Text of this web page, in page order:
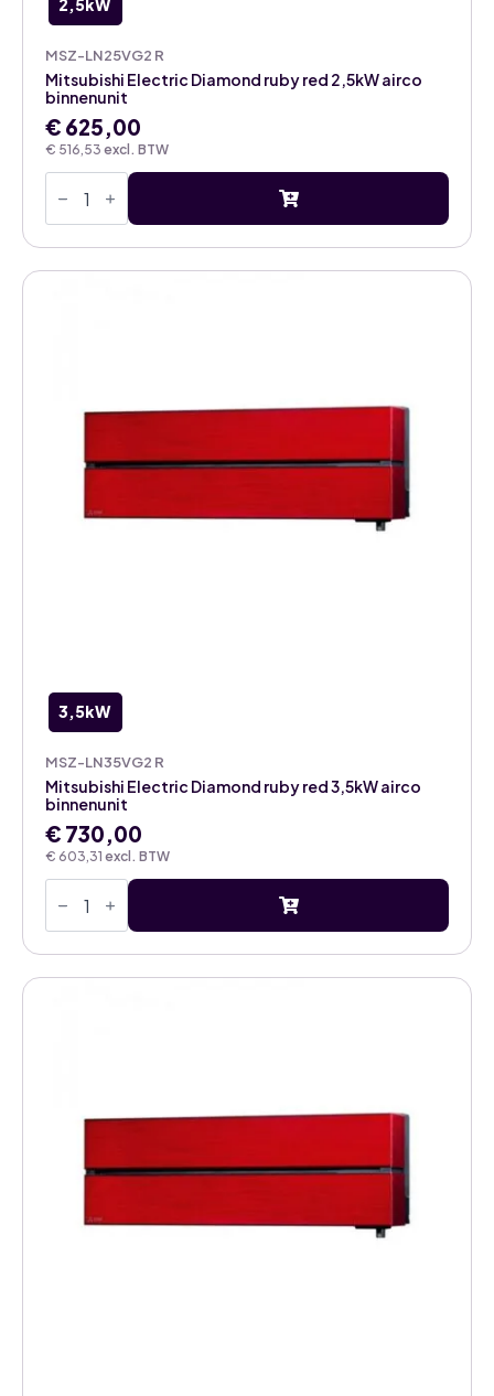
2,5kW
MSZ-LN25VG2 R
€ 516,53 excl. BTW
Mitsubishi Electric Diamond ruby red 2,5kW airco
binnenunit
€ 625,00
Mitsubishi
Electric
ruby
red
2,5kW
3,5kW
MSZ-LN35VG2 R
€ 603,31 excl. BTW
Mitsubishi Electric Diamond ruby red 3,5kW airco
binnenunit
€ 730,00
Mitsubishi
Electric
ruby
red
3,5kW